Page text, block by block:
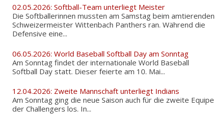
02.05.2026: Softball-Team unterliegt Meister
Die Softballerinnen mussten am Samstag beim amtierenden
Schweizermeister Wittenbach Panthers ran. Während die
Defensive eine...
06.05.2026: World Baseball Softball Day am Sonntag
Am Sonntag findet der internationale World Baseball
Softball Day statt. Dieser feierte am 10. Mai...
12.04.2026: Zweite Mannschaft unterliegt Indians
Am Sonntag ging die neue Saison auch für die zweite Equipe
der Challengers los. In...